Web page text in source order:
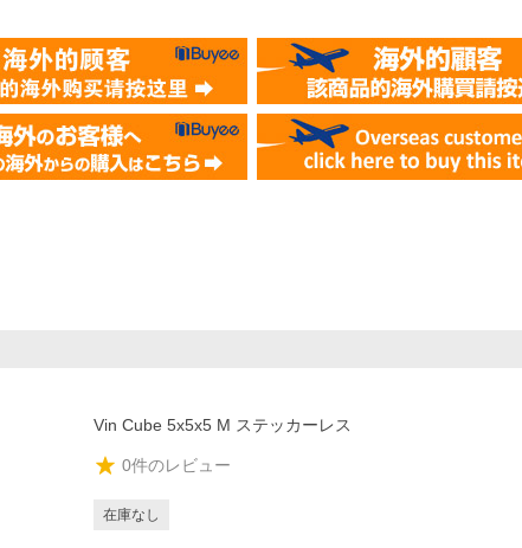
Vin Cube 5x5x5 M ステッカーレス
0件のレビュー
在庫なし